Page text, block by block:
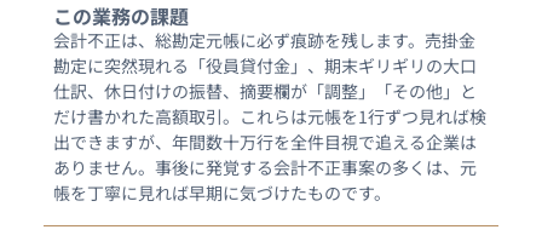
この業務の課題
会計不正は、総勘定元帳に必ず痕跡を残します。売掛金
勘定に突然現れる「役員貸付金」、期末ギリギリの大口
仕訳、休日付けの振替、摘要欄が「調整」「その他」と
だけ書かれた高額取引。これらは元帳を1行ずつ見れば検
出できますが、年間数十万行を全件目視で追える企業は
ありません。事後に発覚する会計不正事案の多くは、元
帳を丁寧に見れば早期に気づけたものです。